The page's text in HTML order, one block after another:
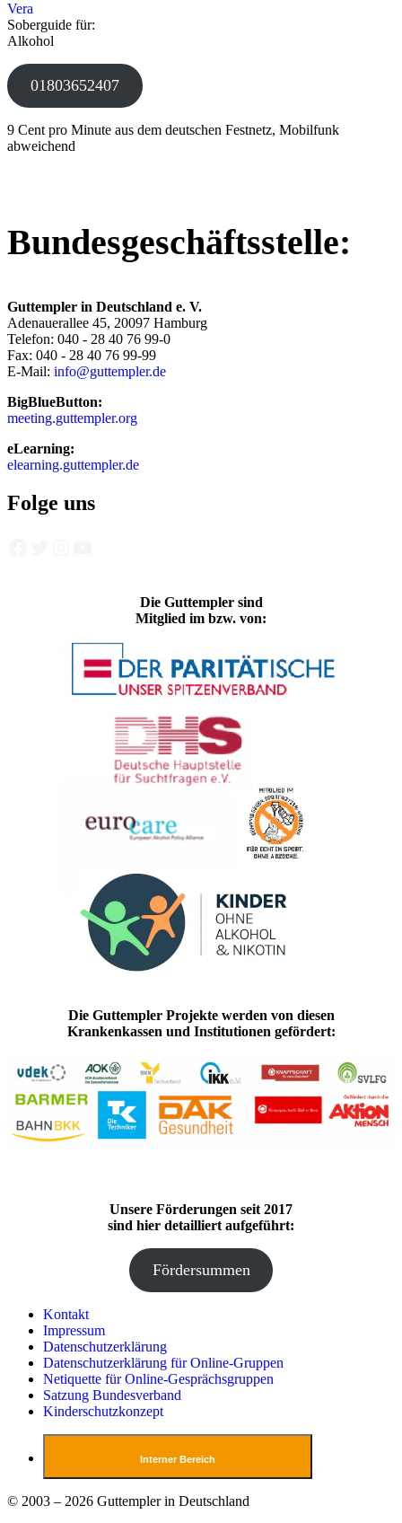
Vera
Soberguide für:
Alkohol
01803652407
9 Cent pro Minute aus dem deutschen Festnetz, Mobilfunk
abweichend
Bundesgeschäftsstelle:
Guttempler in Deutschland e. V.
Adenauerallee 45, 20097 Hamburg
Telefon: 040 - 28 40 76 99-0
Fax: 040 - 28 40 76 99-99
E-Mail: info@guttempler.de
BigBlueButton:
meeting.guttempler.org
eLearning:
elearning.guttempler.de
Folge uns
Die Guttempler sind
Mitglied im bzw. von:
Die Guttempler Projekte werden von diesen
Krankenkassen und Institutionen gefördert:
Unsere Förderungen seit 2017
sind hier detailliert aufgeführt:
Fördersummen
Kontakt
Impressum
Datenschutzerklärung
Datenschutzerklärung für Online-Gruppen
Netiquette für Online-Gesprächsgruppen
Satzung Bundesverband
Kinderschutzkonzept
Interner Bereich
© 2003 – 2026 Guttempler in Deutschland